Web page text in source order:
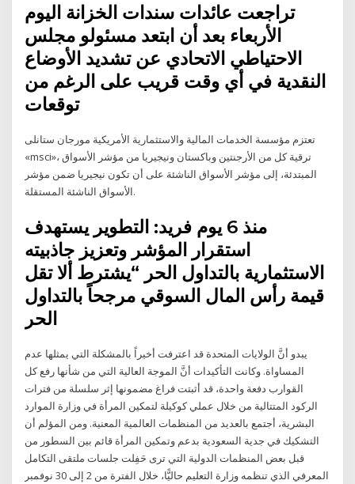
تراجعت عائدات سندات الخزانة اليوم
الأربعاء بعد أن ابتعد مسئولو مجلس
الاحتياطي الاتحادي عن تشديد الأوضاع
النقدية في أي وقت قريب على الرغم من
توقعات
تعتزم مؤسسة الخدمات المالية والاستثمارية الأمريكية مورجان ستانلى
«msci»، ترقية كل من الأرجنتين وباكستان ونيجيريا من مؤشر الأسواق
المبتدئة، إلى مؤشر الأسواق الناشئة على أن تكون نيجيريا ضمن مؤشر
الأسواق الناشئة المستقلة.
منذ 6 يوم فريد: التطوير يستهدف
استقرار المؤشر وتعزيز جاذبيته
الاستثمارية بالتداول الحر “يشترط ألا تقل
قيمة رأس المال السوقي مرجحاً بالتداول
يبدو أنَّ الولايات المتحدة قد اعترفت أخيراً بالمشكلة التي يمثلها عدم
المساواة. وكانت التأكيدات أنَّ الموجة العالية التي من شأنها رفع كل
القوارب دفعة واحدة، قد أثبتت فراغ مضمونها إثر سلسلة من فترات
الركود المتتالية من خلال عملي كوكيلة لتمكين المرأة في وزارة الموارد
البشرية، أجتمع بالعديد من المنظمات العالمية المعنية. ومن المؤلم أن
التشكيك في جدية السعودية بدعم وتمكين المرأة قائم بين السطور من
قبل بعض المنظمات الدولية التي ترى حَفِلت جلسات ملتقى التكامل
المعرفي الذي تنظمه وزارة التعليم حاليًّا، خلال الفترة من 2 إلى 30 نوفمبر